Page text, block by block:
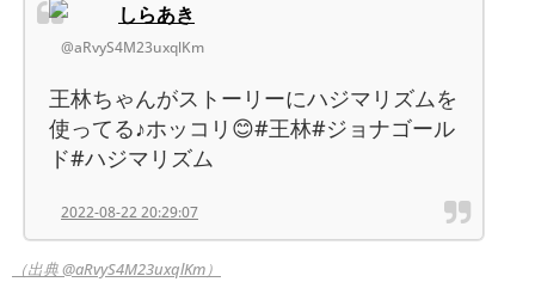
しらあき
@aRvyS4M23uxqlKm
王林ちゃんがストーリーにハジマリズムを
使ってる♪ホッコリ😊#王林#ジョナゴール
ド#ハジマリズム
2022-08-22 20:29:07
（出典 @aRvyS4M23uxqlKm）